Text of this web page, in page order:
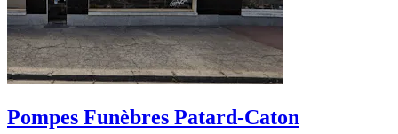
Pompes Funèbres Patard-Caton